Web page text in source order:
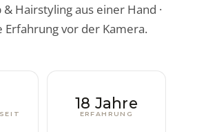
& Hairstyling aus einer Hand ·
Erfahrung vor der Kamera.
18 Jahre
ERFAHRUNG